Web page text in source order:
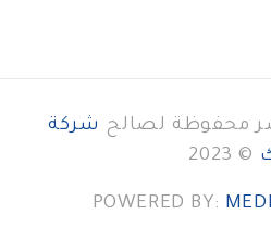
محفوظة لصالح شركة
© 2023
POWERED BY: